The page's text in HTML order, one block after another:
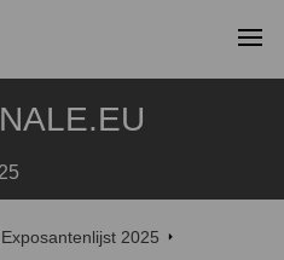
Exposantenlijst 2025